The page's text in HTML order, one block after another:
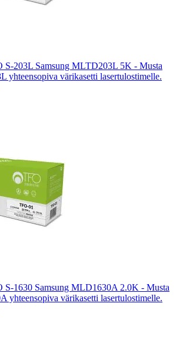
S-203L Samsung MLTD203L 5K - Musta
yhteensopiva värikasetti lasertulostimelle.
S-1630 Samsung MLD1630A 2.0K - Musta
yhteensopiva värikasetti lasertulostimelle.